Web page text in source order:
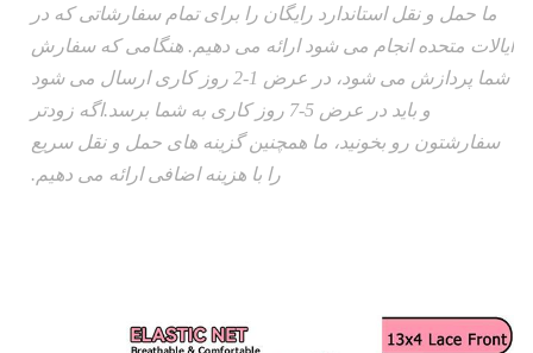
ما حمل و نقل استاندارد رایگان را برای تمام سفارشاتی که در
ایالات متحده انجام می شود ارائه می دهیم. هنگامی که سفارش
شما پردازش می شود، در عرض 1-2 روز کاری ارسال می شود
و باید در عرض 5-7 روز کاری به شما برسد.اگه زودتر
سفارشتون رو بخونيد، ما همچنین گزینه های حمل و نقل سریع
را با هزینه اضافی ارائه می دهیم.